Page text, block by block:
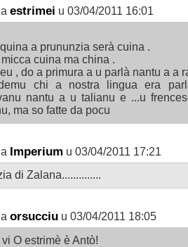
estrimei u 03/04/2011 16:01
a prununzia serà cuina .
cuina ma china .
, do a primura a u parlà nantu a a
chi a nostra lingua era
nantu a u talianu e ...u
ma so fatte da pocu
Imperium u 03/04/2011 17:21
di Zalana..............
orsucciu u 03/04/2011 18:05
O estrimè è Antò!